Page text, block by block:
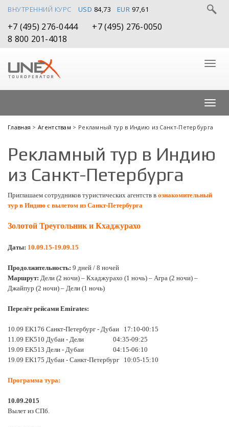
ВНУТРЕННИЙ КУРС USD 84,73 EUR 97,61
+7 (495) 276-0444
+7 (495) 276-0050
8 800 201-4018
Главная >Агентствам > Рекламный тур в Индию из Санкт-Петербурга
Рекламный тур в Индию
из Санкт-Петербурга
Приглашаем сотрудников туристических агентств в ознакомительный
тур в Индию с вылетом из Санкт-Петербурга
Золотой Треугольник и Кхаджурахо
Даты: 10.09.15-19.09.15
Продолжительность: 9 дней / 8 ночей
Маршрут: Дели (2 ночи) – Кхаджурахо (1 ночь) – Агра (2 ночи) –
Джайпур (2 ночи) – Дели (1 ночь)
Перелёт рейсами Emirates:
10.09 EK176 Санкт-Петербург - Дубаи 17:10-00:15
11.09 EK510 Дубаи - Дели 04:35-09:25
19.09 EK513 Дели - Дубаи 04:15-06:10
19.09 EK175 Дубаи - Санкт-Петербург 10:05-15:10
Программа тура:
10.09.2015
Вылет из СПб.